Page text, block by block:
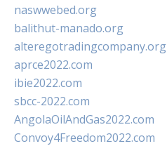
naswwebed.org
balithut-manado.org
alteregotradingcompany.org
aprce2022.com
ibie2022.com
sbcc-2022.com
AngolaOilAndGas2022.com
Convoy4Freedom2022.com